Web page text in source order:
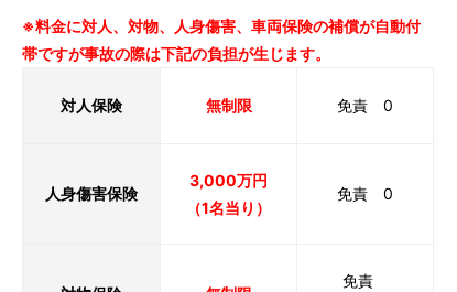
※料金に対人、対物、人身傷害、車両保険の補償が自動付
帯ですが事故の際は下記の負担が生じます。
対人保険 無制限 免責 0
人身傷害保険
3,000万円
（1名当り）
免責 0
免責